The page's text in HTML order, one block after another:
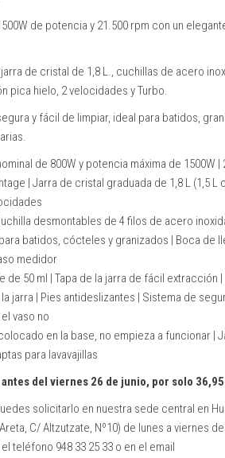
de potencia y 21.500 rpm con un
de cristal de 1,8 L., cuchillas de acero
pica hielo, 2 velocidades y Turbo.
y fácil de limpiar, ideal para batidos,
de 800W y potencia máxima de 1500W |
| Jarra de cristal graduada de 1,8 L (1,5 L
desmontables de 4 filos de acero
batidos, cócteles y granizados | Boca de
medidor
de 50 ml | Tapa de la jarra de fácil extracción
jarra | Pies antideslizantes | Sistema de
vaso no
en la base, no empieza a funcionar |
para lavavajillas
del viernes 26 de junio, por solo
solicitarlo en nuestra sede central en
C/ Altzutzate, Nº10) de lunes a viernes de
el teléfono 948 33 25 33 o en el email